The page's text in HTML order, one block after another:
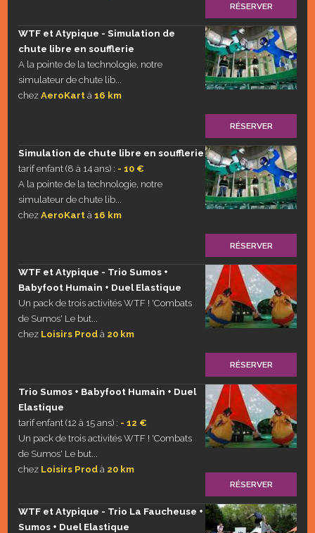
RÉSERVER
WTF et Atypique - Simulation de
chute libre en soufflerie
A la pointe de la technologie, notre
simulateur de chute lib...
chez AeroKartà 16 km
RÉSERVER
Simulation de chute libre en soufflerie
tarif enfant (8 à 14 ans) : - 10 €
A la pointe de la technologie, notre
simulateur de chute lib...
chez AeroKart à 16 km
RÉSERVER
WTF et Atypique - Trio Sumos +
Babyfoot Humain + Duel Elastique
Un pack de trois activités WTF ! 'Combats
de Sumos' Le but...
chez Loisirs Prodà 20 km
RÉSERVER
Trio Sumos + Babyfoot Humain + Duel
Elastique
tarif enfant (12 à 15 ans) : - 12 €
Un pack de trois activités WTF ! 'Combats
de Sumos' Le but...
chez Loisirs Prod à 20 km
RÉSERVER
WTF et Atypique - Trio La Faucheuse +
Sumos + Duel Elastique